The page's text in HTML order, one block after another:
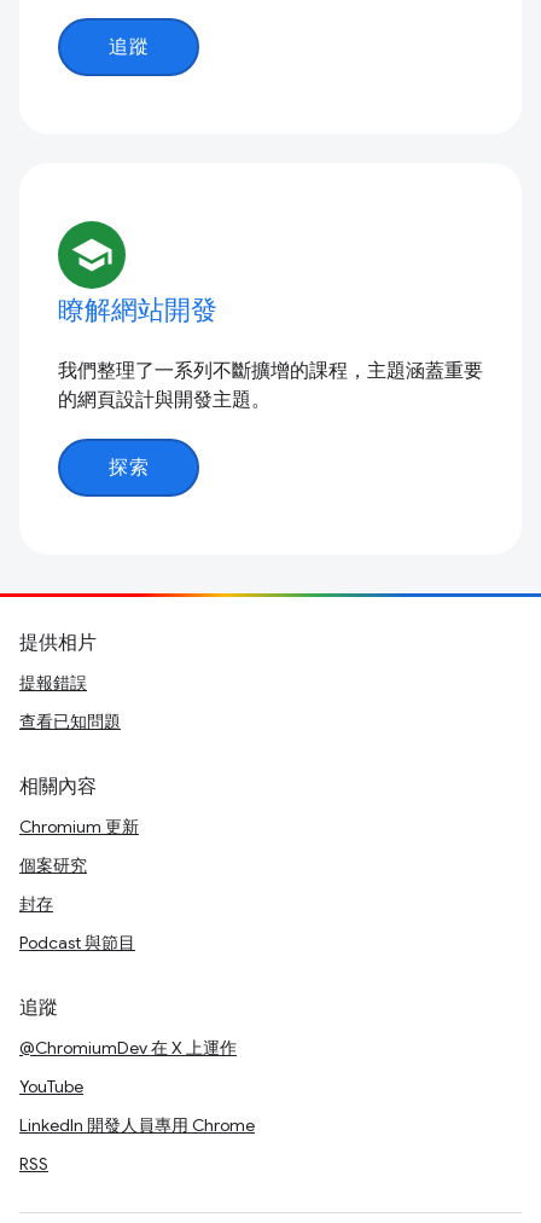
追蹤
school
瞭解網站開發
我們整理了一系列不斷擴增的課程，主題涵蓋重要
的網頁設計與開發主題。
探索
提供相片
提報錯誤
查看已知問題
相關內容
Chromium 更新
個案研究
封存
Podcast 與節目
追蹤
@ChromiumDev 在 X 上運作
YouTube
LinkedIn 開發人員專用 Chrome
RSS